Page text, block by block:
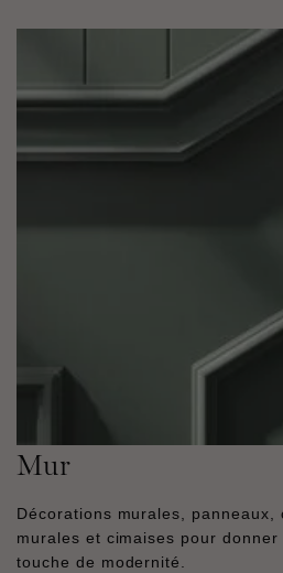
Mur
Décorations murales, panneaux,
murales et cimaises pour
touche de modernité.